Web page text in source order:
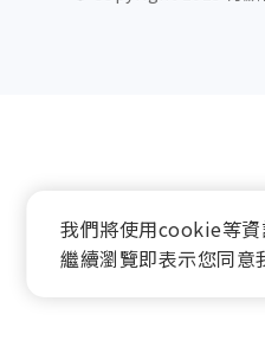
我們將使用cookie等資
繼續瀏覽即表示您同意